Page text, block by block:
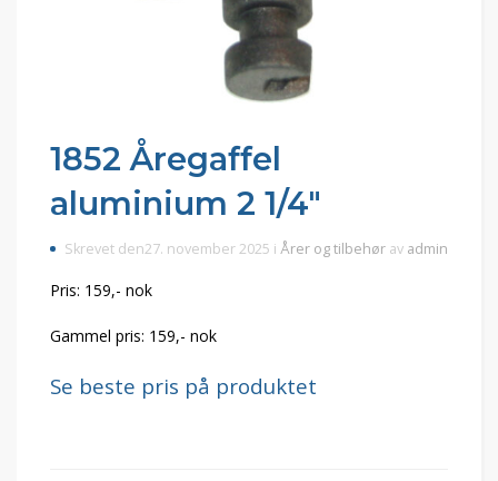
1852 Åregaffel
aluminium 2 1/4"
Skrevet den27. november 2025 i Årer og tilbehør av admin
Pris: 159,- nok
Gammel pris: 159,- nok
Se beste pris på produktet